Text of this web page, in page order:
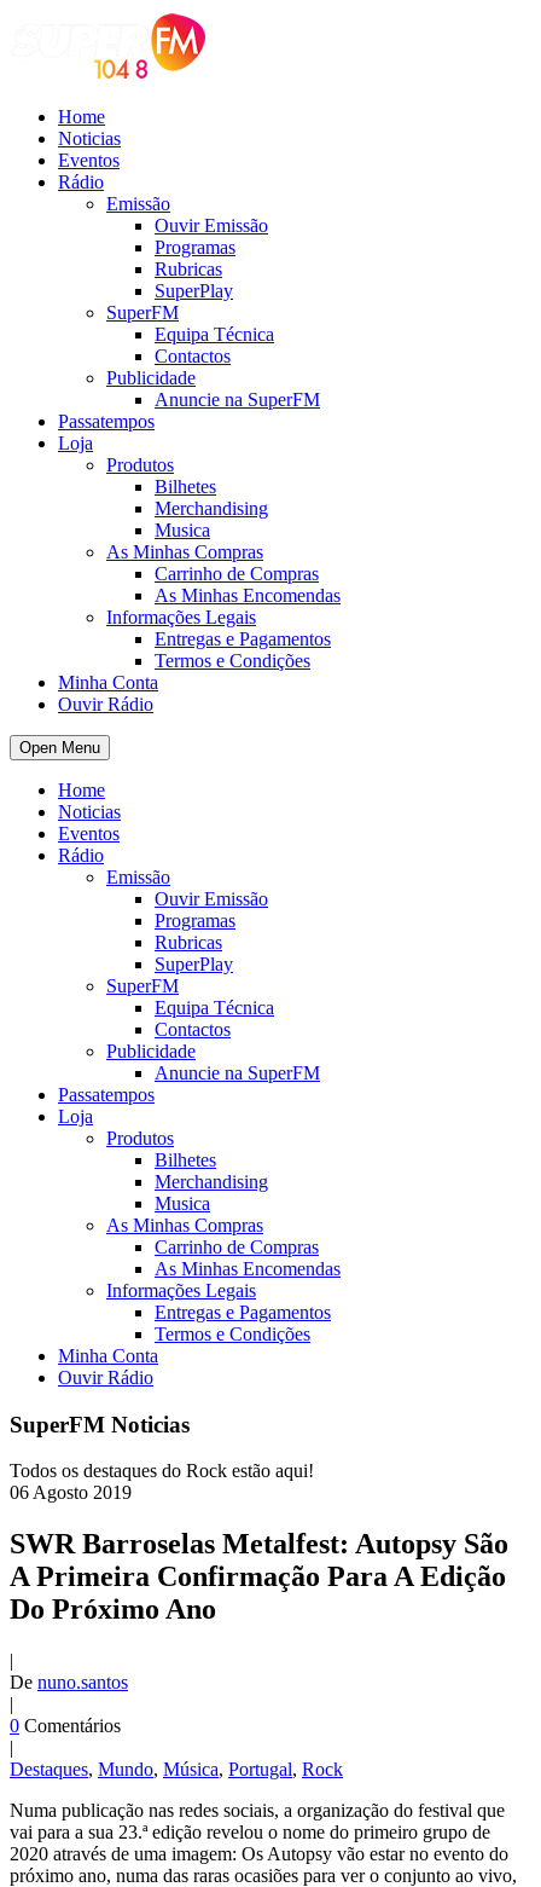
Home
Noticias
Eventos
Rádio
Emissão
Ouvir Emissão
Programas
Rubricas
SuperPlay
SuperFM
Equipa Técnica
Contactos
Publicidade
Anuncie na SuperFM
Passatempos
Loja
Produtos
Bilhetes
Merchandising
Musica
As Minhas Compras
Carrinho de Compras
As Minhas Encomendas
Informações Legais
Entregas e Pagamentos
Termos e Condições
Minha Conta
Ouvir Rádio
Open Menu
Home
Noticias
Eventos
Rádio
Emissão
Ouvir Emissão
Programas
Rubricas
SuperPlay
SuperFM
Equipa Técnica
Contactos
Publicidade
Anuncie na SuperFM
Passatempos
Loja
Produtos
Bilhetes
Merchandising
Musica
As Minhas Compras
Carrinho de Compras
As Minhas Encomendas
Informações Legais
Entregas e Pagamentos
Termos e Condições
Minha Conta
Ouvir Rádio
SuperFM Noticias
Todos os destaques do Rock estão aqui!
06Agosto 2019
SWR Barroselas Metalfest: Autopsy São
A Primeira Confirmação Para A Edição
Do Próximo Ano
|
De nuno.santos
|
0 Comentários
|
Destaques, Mundo, Música, Portugal, Rock
Numa publicação nas redes sociais, a organização do festival que
vai para a sua 23.ª edição revelou o nome do primeiro grupo de
2020 através de uma imagem: Os Autopsy vão estar no evento do
próximo ano, numa das raras ocasiões para ver o conjunto ao vivo,